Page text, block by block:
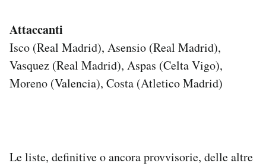
Attaccanti
Isco (Real Madrid), Asensio (Real Madrid),
Vasquez (Real Madrid), Aspas (Celta Vigo),
Moreno (Valencia), Costa (Atletico Madrid)
Le liste, definitive o ancora provvisorie, delle altre